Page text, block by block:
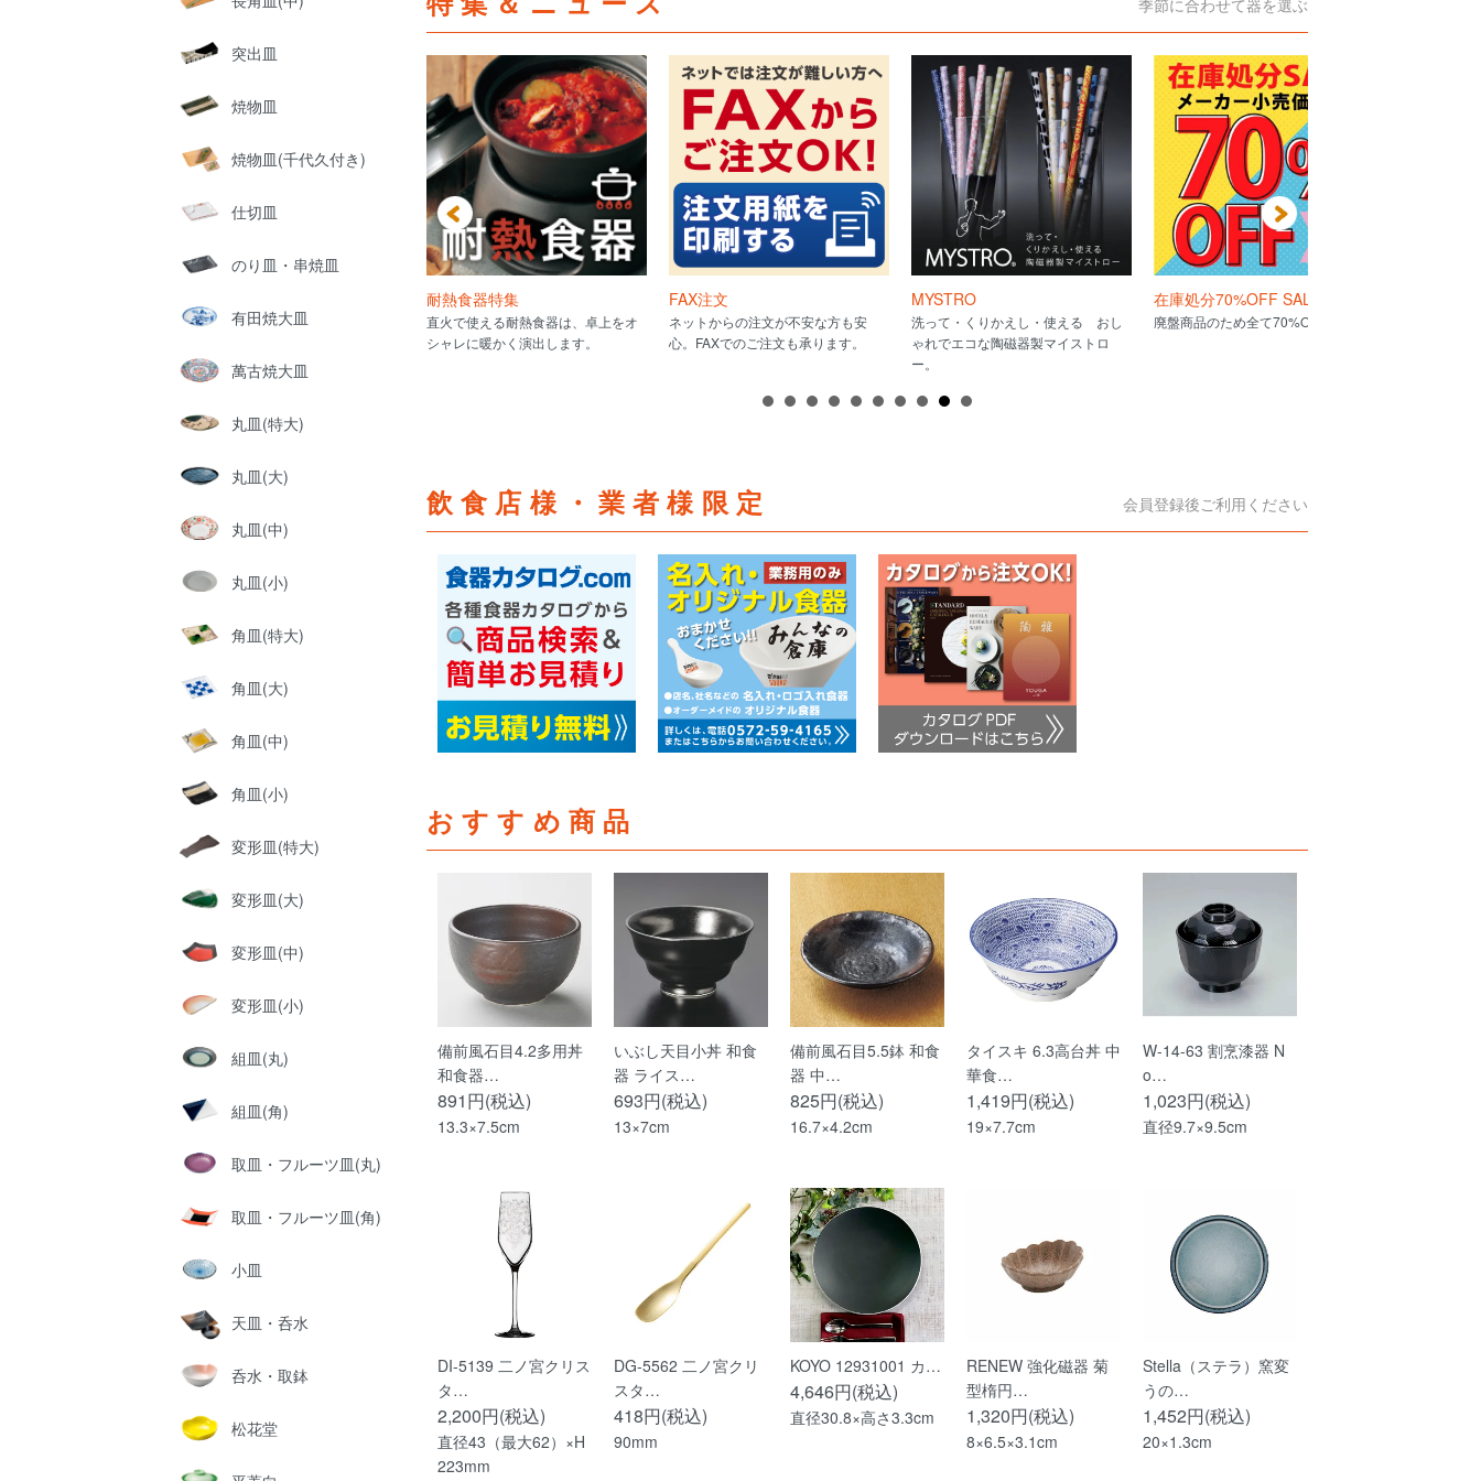
突出皿
焼物皿
焼物皿(千代久付き)
仕切皿
のり皿・串焼皿
有田焼大皿
萬古焼大皿
丸皿(特大)
丸皿(大)
丸皿(中)
丸皿(小)
角皿(特大)
角皿(大)
角皿(中)
角皿(小)
変形皿(特大)
変形皿(大)
変形皿(中)
変形皿(小)
組皿(丸)
組皿(角)
取皿・フルーツ皿(丸)
取皿・フルーツ皿(角)
小皿
天皿・呑水
呑水・取鉢
松花堂
これからの季節に大活躍の土鍋をサ
耐熱食器特集
直火で使える耐熱食器は、卓上をオ
シャレに暖かく演出します。
FAX注文
ネットからの注文が不安な方も安
心。FAXでのご注文も承ります。
MYSTRO
洗って・くりかえし・使える おし
ゃれでエコな陶磁器製マイストロ
ー。
在庫処分70%OFF SALE
廃盤商品のため全て70%OFF!!
飲食店様・業者様限定 会員登録後ご利用ください
おすすめ商品
備前風石目4.2多用丼
和食器…
891円(税込)
13.3×7.5cm
いぶし天目小丼 和食
器 ライス…
693円(税込)
13×7cm
備前風石目5.5鉢 和食
器 中…
825円(税込)
16.7×4.2cm
タイスキ 6.3高台丼 中
華食…
1,419円(税込)
19×7.7cm
W-14-63 割烹漆器 N
o…
1,023円(税込)
直径9.7×9.5cm
DI-5139 二ノ宮クリス
タ…
2,200円(税込)
直径43（最大62）×H
223mm
DG-5562 二ノ宮クリ
スタ…
418円(税込)
90mm
KOYO 12931001 カ…
4,646円(税込)
直径30.8×高さ3.3cm
RENEW 強化磁器 菊
型楕円…
1,320円(税込)
8×6.5×3.1cm
Stella（ステラ）窯変
うの…
1,452円(税込)
20×1.3cm